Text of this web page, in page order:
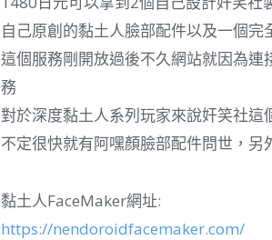
自己原創的黏土人臉部配件以及一個
這個服務剛開放過後不久網站就因為
務
對於深度黏土人系列玩家來說奸笑社
不定很快就有阿嘿顏臉部配件問世，
黏土人FaceMaker網址:
https://nendoroidfacemaker.com/